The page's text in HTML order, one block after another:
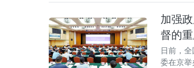
的工作交流。
十四、承办市人大及其常委会
常委会领导交办的其他工作事项。
加强
督的
日前，
委在京